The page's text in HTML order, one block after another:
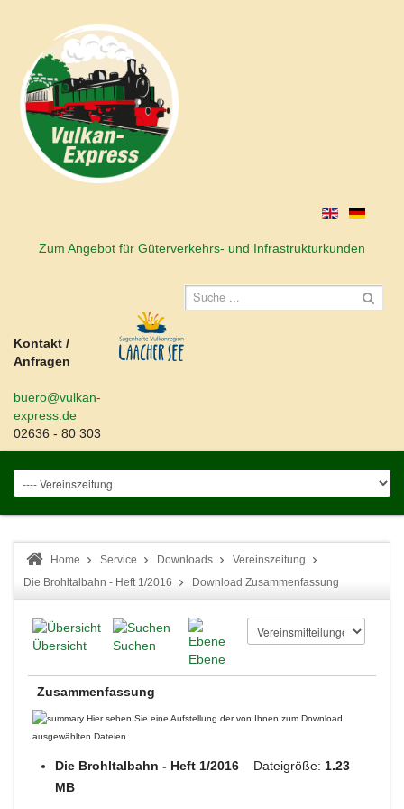
Zum Angebot für Güterverkehrs- und Infrastrukturkunden
Kontakt /
Anfragen
buero@vulkan-
express.de
02636 - 80 303
Home Service Downloads
Vereinszeitung
Die Brohltalbahn - Heft 1/2016
Download Zusammenfassung
Übersicht
Suchen
Ebene
Zusammenfassung
Hier sehen Sie eine Aufstellung der von Ihnen zum Download
ausgewählten Dateien
Die Brohltalbahn - Heft 1/2016 Dateigröße: 1.23
MB